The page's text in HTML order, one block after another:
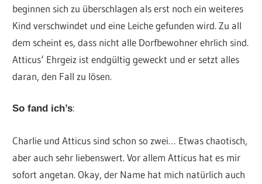
beginnen sich zu überschlagen als erst noch ein weiteres
Kind verschwindet und eine Leiche gefunden wird. Zu all
dem scheint es, dass nicht alle Dorfbewohner ehrlich sind.
Atticus‘ Ehrgeiz ist endgültig geweckt und er setzt alles
daran, den Fall zu lösen.
So fand ich’s:
Charlie und Atticus sind schon so zwei… Etwas chaotisch,
aber auch sehr liebenswert. Vor allem Atticus hat es mir
sofort angetan. Okay, der Name hat mich natürlich auch